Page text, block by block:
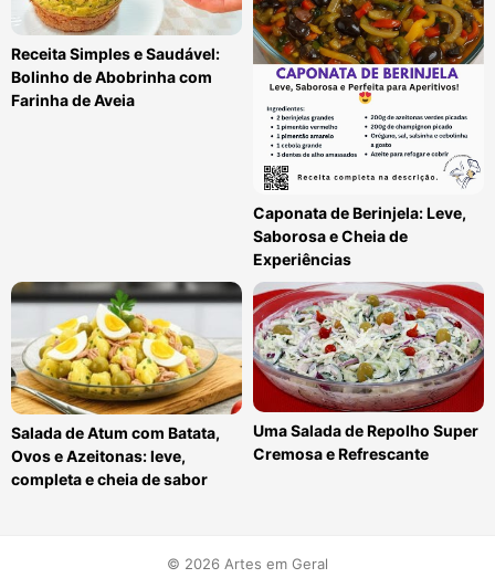
Receita Simples e Saudável:
Bolinho de Abobrinha com
Farinha de Aveia
Caponata de Berinjela: Leve,
Saborosa e Cheia de
Experiências
Salada de Atum com Batata,
Ovos e Azeitonas: leve,
completa e cheia de sabor
Uma Salada de Repolho Super
Cremosa e Refrescante
© 2026 Artes em Geral